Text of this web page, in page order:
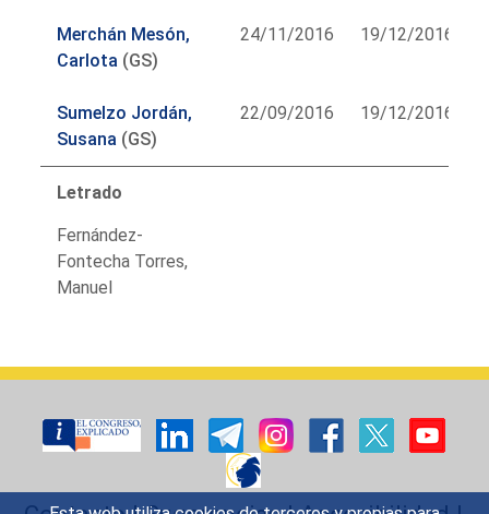
Merchán Mesón,
Carlota (GS)
24/11/2016 19/12/2016
Sumelzo Jordán,
Susana (GS)
22/09/2016 19/12/2016
Letrado
Fernández-
Fontecha Torres,
Manuel